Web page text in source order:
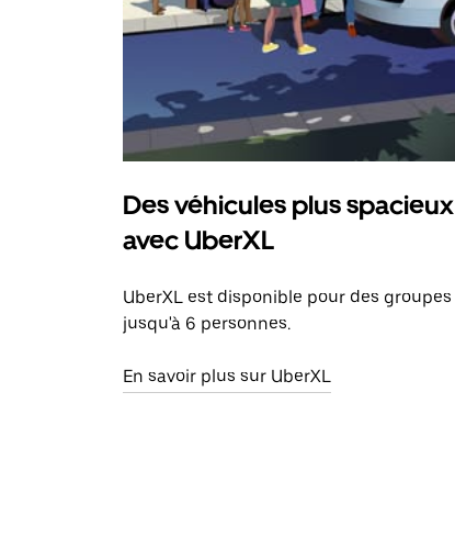
Des véhicules plus spacieux
avec UberXL
UberXL est disponible pour des groupes
jusqu'à 6 personnes.
En savoir plus sur UberXL